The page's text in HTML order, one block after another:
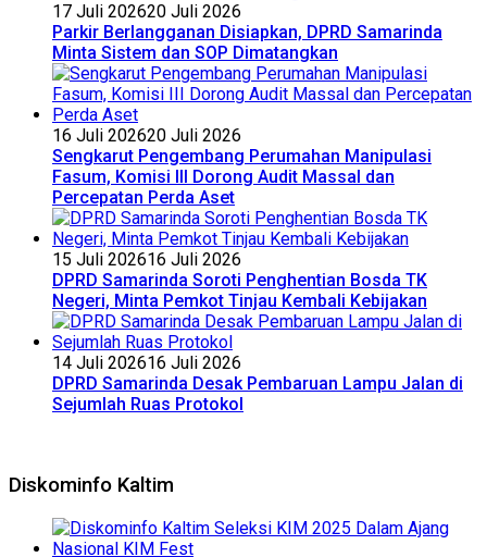
17 Juli 202620 Juli 2026
Parkir Berlangganan Disiapkan, DPRD Samarinda
Minta Sistem dan SOP Dimatangkan
16 Juli 202620 Juli 2026
Sengkarut Pengembang Perumahan Manipulasi
Fasum, Komisi III Dorong Audit Massal dan
Percepatan Perda Aset
15 Juli 202616 Juli 2026
DPRD Samarinda Soroti Penghentian Bosda TK
Negeri, Minta Pemkot Tinjau Kembali Kebijakan
14 Juli 202616 Juli 2026
DPRD Samarinda Desak Pembaruan Lampu Jalan di
Sejumlah Ruas Protokol
Diskominfo Kaltim